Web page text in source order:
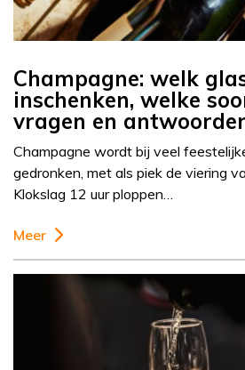
Champagne: welk
inschenken, welke
vragen en
Champagne wordt bij veel
gedronken, met als piek de viering
Klokslag 12 uur ploppen…
Meer